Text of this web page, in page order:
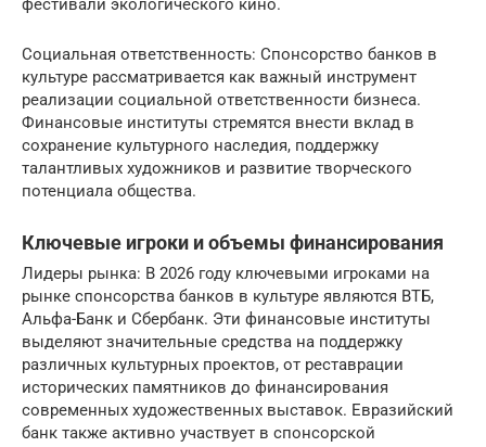
фестивали экологического кино.
Социальная ответственность: Спонсорство банков в
культуре рассматривается как важный инструмент
реализации социальной ответственности бизнеса.
Финансовые институты стремятся внести вклад в
сохранение культурного наследия, поддержку
талантливых художников и развитие творческого
потенциала общества.
Ключевые игроки и объемы финансирования
Лидеры рынка: В 2026 году ключевыми игроками на
рынке спонсорства банков в культуре являются ВТБ,
Альфа-Банк и Сбербанк. Эти финансовые институты
выделяют значительные средства на поддержку
различных культурных проектов, от реставрации
исторических памятников до финансирования
современных художественных выставок. Евразийский
банк также активно участвует в спонсорской